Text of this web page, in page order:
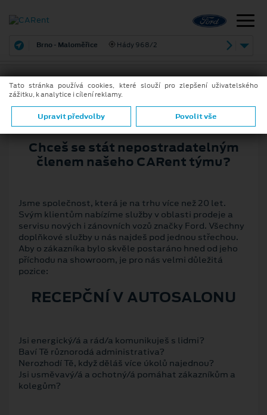
Brno - Maloměřice Hády 968/2
Chceš se stát nepostradatelným
členem našeho CARent týmu?
Jsme společnost, která je na trhu více než 20 let.
Svým klientům nabízíme služby v oblasti prodeje a
servisu nových i zánovních vozů značky Ford. Všechny
doplňkové služby u nás najdeš pod jednou střechou.
Aby o zákazníka bylo skvěle postaráno hned od jeho
příchodu na showroom, je pro nás velmi důležitá
pozice:
RECEPČNÍ V AUTOSALONU
Jsi energický/á a rád/a komunikuješ s lidmi?
Baví Tě různorodá administrativa?
Nerozhodí Tě, když děláš více úkolů najednou?
Jsi usměvavý/á a ochotný/á pomáhat zákazníkům a
kolegům?
Tato stránka používá cookies, které slouží pro zlepšení uživatelského
zážitku, k analytice i cílení reklamy.
Upravit předvolby Povolit vše